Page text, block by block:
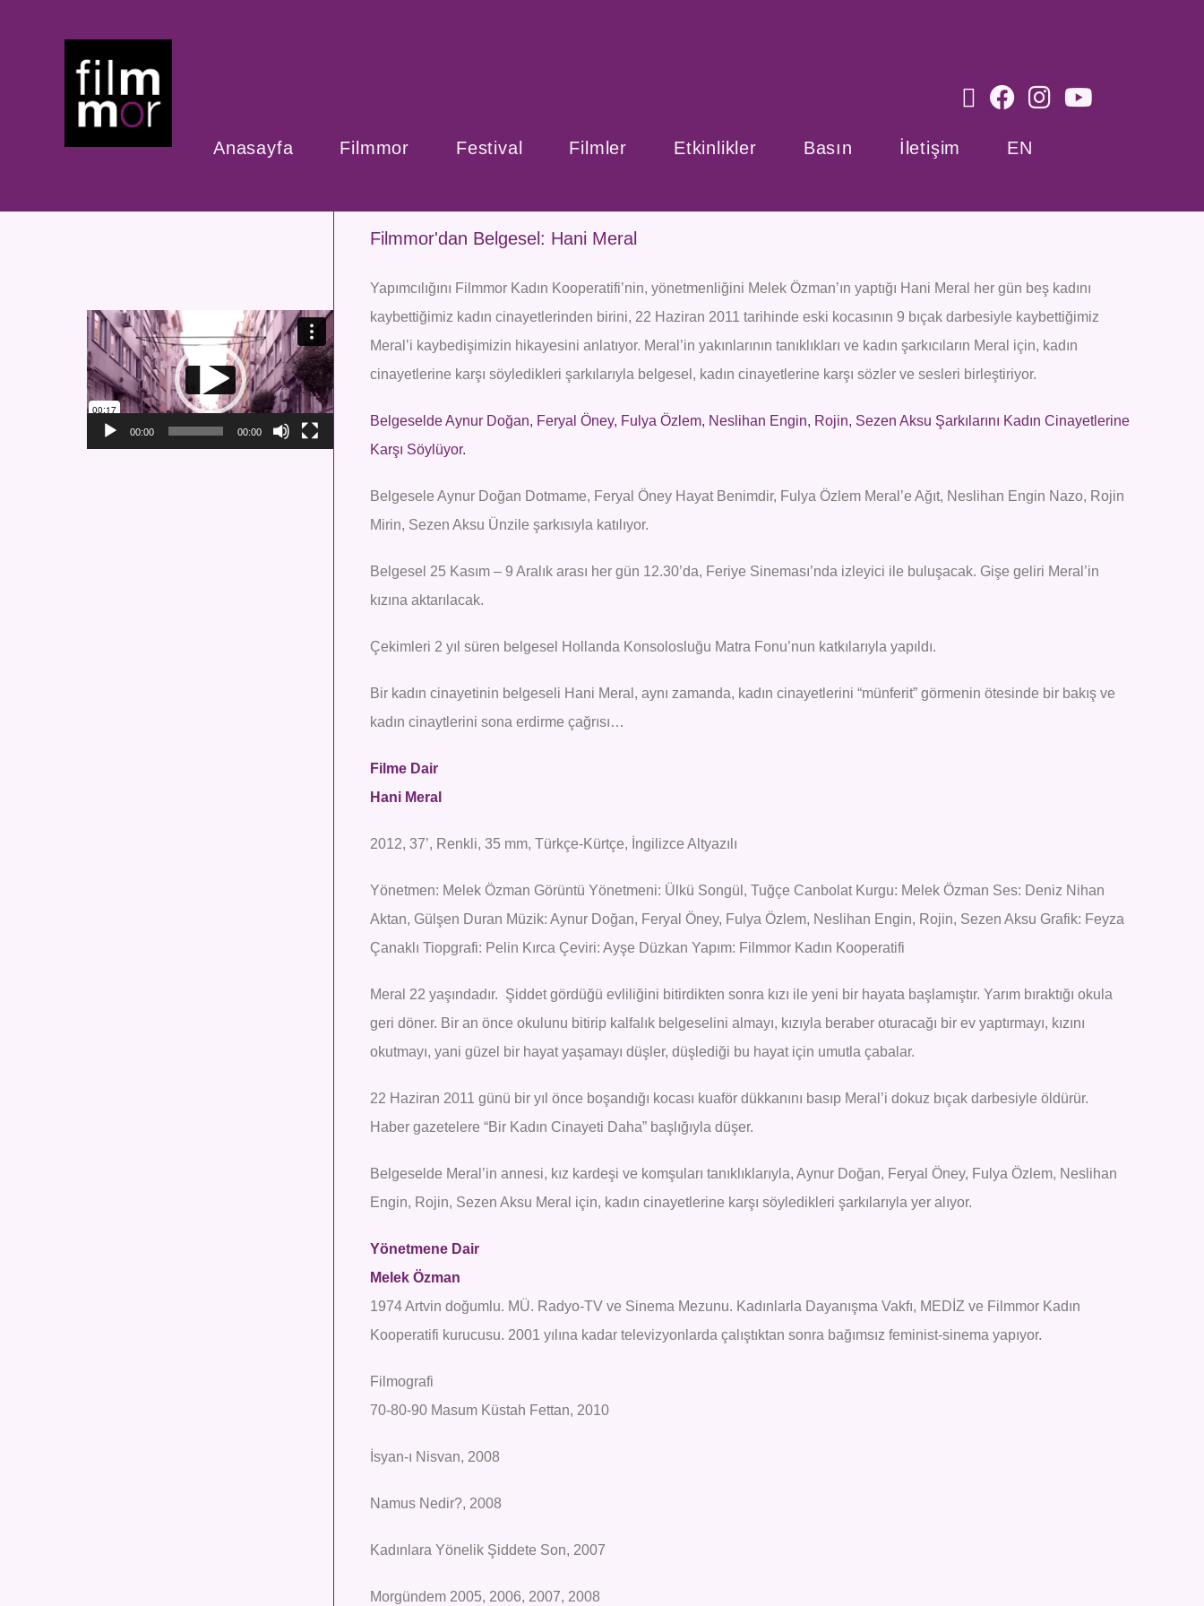
Anasayfa Filmmor Festival Filmler Etkinlikler Basın İletişim EN
Filmmor'dan Belgesel: Hani Meral
Yapımcılığını Filmmor Kadın Kooperatifi’nin, yönetmenliğini Melek Özman’ın yaptığı Hani Meral her gün beş kadını
kaybettiğimiz kadın cinayetlerinden birini, 22 Haziran 2011 tarihinde eski kocasının 9 bıçak darbesiyle kaybettiğimiz
Meral’i kaybedişimizin hikayesini anlatıyor. Meral’in yakınlarının tanıklıkları ve kadın şarkıcıların Meral için, kadın
cinayetlerine karşı söyledikleri şarkılarıyla belgesel, kadın cinayetlerine karşı sözler ve sesleri birleştiriyor.
Belgeselde Aynur Doğan, Feryal Öney, Fulya Özlem, Neslihan Engin, Rojin, Sezen Aksu Şarkılarını Kadın Cinayetlerine
Karşı Söylüyor.
Belgesele Aynur Doğan Dotmame, Feryal Öney Hayat Benimdir, Fulya Özlem Meral’e Ağıt, Neslihan Engin Nazo, Rojin
Mirin, Sezen Aksu Ünzile şarkısıyla katılıyor.
Belgesel 25 Kasım – 9 Aralık arası her gün 12.30’da, Feriye Sineması’nda izleyici ile buluşacak. Gişe geliri Meral’in
kızına aktarılacak.
Çekimleri 2 yıl süren belgesel Hollanda Konsolosluğu Matra Fonu’nun katkılarıyla yapıldı.
Bir kadın cinayetinin belgeseli Hani Meral, aynı zamanda, kadın cinayetlerini “münferit” görmenin ötesinde bir bakış ve
kadın cinaytlerini sona erdirme çağrısı…
Filme Dair
Hani Meral
2012, 37’, Renkli, 35 mm, Türkçe-Kürtçe, İngilizce Altyazılı
Yönetmen: Melek Özman Görüntü Yönetmeni: Ülkü Songül, Tuğçe Canbolat Kurgu: Melek Özman Ses: Deniz Nihan
Aktan, Gülşen Duran Müzik: Aynur Doğan, Feryal Öney, Fulya Özlem, Neslihan Engin, Rojin, Sezen Aksu Grafik: Feyza
Çanaklı Tiopgrafi: Pelin Kırca Çeviri: Ayşe Düzkan Yapım: Filmmor Kadın Kooperatifi
Meral 22 yaşındadır. Şiddet gördüğü evliliğini bitirdikten sonra kızı ile yeni bir hayata başlamıştır. Yarım bıraktığı okula
geri döner. Bir an önce okulunu bitirip kalfalık belgeselini almayı, kızıyla beraber oturacağı bir ev yaptırmayı, kızını
okutmayı, yani güzel bir hayat yaşamayı düşler, düşlediği bu hayat için umutla çabalar.
22 Haziran 2011 günü bir yıl önce boşandığı kocası kuaför dükkanını basıp Meral’i dokuz bıçak darbesiyle öldürür.
Haber gazetelere “Bir Kadın Cinayeti Daha” başlığıyla düşer.
Belgeselde Meral’in annesi, kız kardeşi ve komşuları tanıklıklarıyla, Aynur Doğan, Feryal Öney, Fulya Özlem, Neslihan
Engin, Rojin, Sezen Aksu Meral için, kadın cinayetlerine karşı söyledikleri şarkılarıyla yer alıyor.
Yönetmene Dair
Melek Özman
1974 Artvin doğumlu. MÜ. Radyo-TV ve Sinema Mezunu. Kadınlarla Dayanışma Vakfı, MEDİZ ve Filmmor Kadın
Kooperatifi kurucusu. 2001 yılına kadar televizyonlarda çalıştıktan sonra bağımsız feminist-sinema yapıyor.
Filmografi
70-80-90 Masum Küstah Fettan, 2010
İsyan-ı Nisvan, 2008
Namus Nedir?, 2008
Kadınlara Yönelik Şiddete Son, 2007
Morgündem 2005, 2006, 2007, 2008
Video
oynatıcı
00:00 00:00